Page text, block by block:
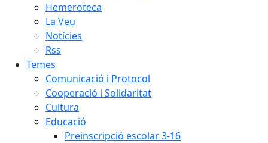
Hemeroteca
La Veu
Notícies
Rss
Temes
Comunicació i Protocol
Cooperació i Solidaritat
Cultura
Educació
Preinscripció escolar 3-16